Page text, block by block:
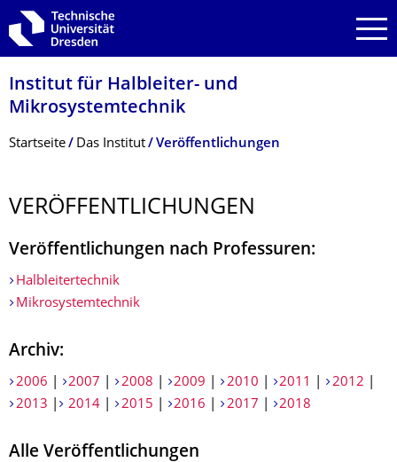
Zur Hauptnavigation springen
Zur Suche springen
Zum Inhalt springen
Institut für Halbleiter- und
Mikrosystemtechnik
Breadcrumb-Menü
Startseite Das Institut Veröffentlichungen
VERÖFFENTLI­CHUNGEN
Veröffentlichungen nach Professuren:
Halbleitertechnik
Mikrosystemtechnik
Archiv:
2006 2007 2008 2009 2010 2011 2012
2013
2014 2015 2016 2017 2018
Alle Veröffentlichungen